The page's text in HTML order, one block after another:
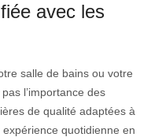
avec les
salle de bains ou votre
l’importance des
de qualité adaptées à
quotidienne en